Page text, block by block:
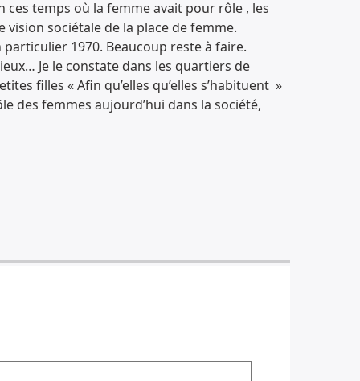
temps où la femme avait pour rôle , les
vision sociétale de la place de femme.
1970. Beaucoup reste à faire.
Je le constate dans les quartiers de
filles « Afin qu’elles qu’elles s’habituent »
des femmes aujourd’hui dans la société,